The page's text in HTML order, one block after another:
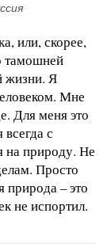
или, скорее,
тамошней
жизни. Я
Мне
Для меня это
с
на природу. Не
Просто
природа – это
не испортил.